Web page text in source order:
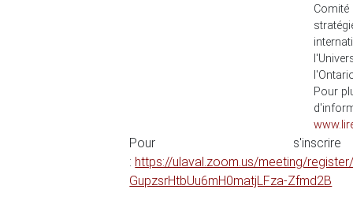
Comité
Pour
Pour s'inscrire
: https://ulaval.zoom.us/meeting/
GupzsrHtbUu6mH0matjLFza-Zfmd2B